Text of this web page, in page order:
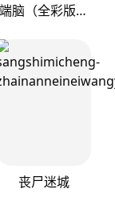
端脑（全彩版）
丧尸迷城